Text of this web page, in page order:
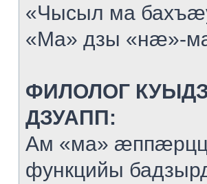
«Чысыл ма
«Ма» дзы «нæ»-
ФИЛОЛОГ
ДЗУАПП:
Ам «ма»
функцийы